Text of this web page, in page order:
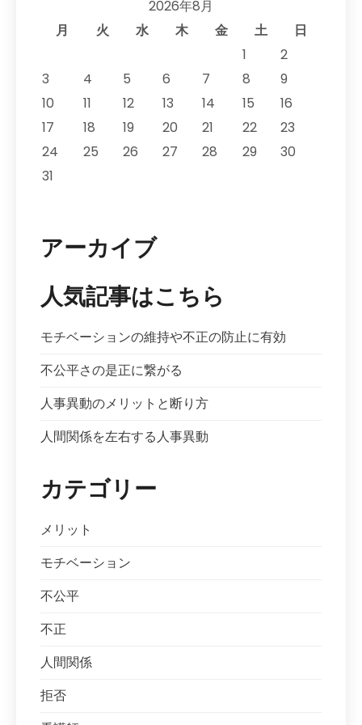
2026年8月
月
火 水 木 金 土
日
1
2
3
4 5 6 7 8
9
10
11 12 13 14 15
16
17
18 19 20 21 22
23
24
25 26 27 28 29
30
31
アーカイブ
人気記事はこちら
モチベーションの維持や不正の防止に有効
不公平さの是正に繋がる
人事異動のメリットと断り方
人間関係を左右する人事異動
カテゴリー
メリット
モチベーション
不公平
不正
人間関係
拒否